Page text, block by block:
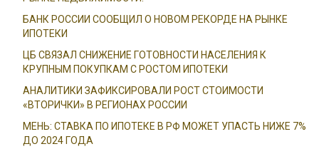
БАНК РОССИИ СООБЩИЛ О НОВОМ РЕКОРДЕ НА РЫНКЕ
ИПОТЕКИ
ЦБ СВЯЗАЛ СНИЖЕНИЕ ГОТОВНОСТИ НАСЕЛЕНИЯ К
КРУПНЫМ ПОКУПКАМ С РОСТОМ ИПОТЕКИ
АНАЛИТИКИ ЗАФИКСИРОВАЛИ РОСТ СТОИМОСТИ
«ВТОРИЧКИ» В РЕГИОНАХ РОССИИ
МЕНЬ: СТАВКА ПО ИПОТЕКЕ В РФ МОЖЕТ УПАСТЬ НИЖЕ 7%
ДО 2024 ГОДА